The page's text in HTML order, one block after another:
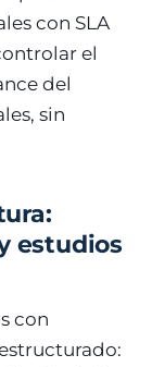
con SLA
el
del
sin
estudios
con